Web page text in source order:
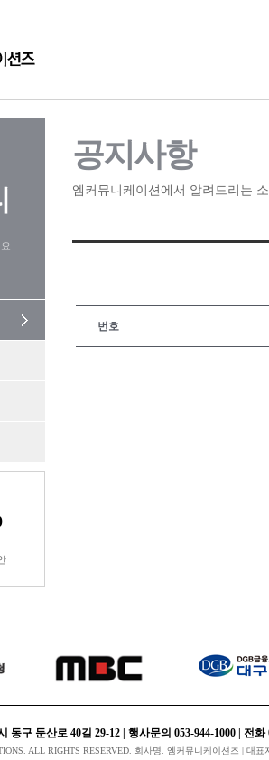
.
공지사항
엠커뮤니케이션에서 알려드리는
번호
동구 둔산로 40길 29-12 | 행사문의 053-944-1000 | 전화
ALL RIGHTS RESERVED. 회사명. 엠커뮤니케이션즈 | 대표